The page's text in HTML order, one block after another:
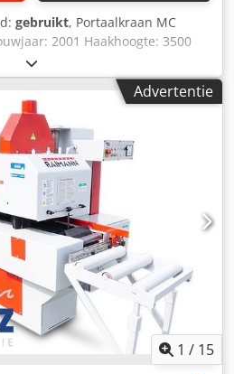
gebruikt, Portaalkraan MC
2001 Haakhoogte: 3500
4400 mm Hoogte onder balk:
mm Spanning: 380 V
Advertentie
1 / 15